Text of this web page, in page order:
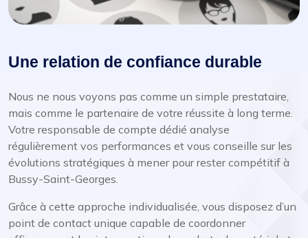
Une relation de confiance durable
Nous ne nous voyons pas comme un simple prestataire,
mais comme le partenaire de votre réussite à long terme.
Votre responsable de compte dédié analyse
régulièrement vos performances et vous conseille sur les
évolutions stratégiques à mener pour rester compétitif à
Bussy-Saint-Georges.
Grâce à cette approche individualisée, vous disposez d’un
point de contact unique capable de coordonner